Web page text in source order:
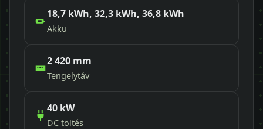
18,7 kWh, 32,3 kWh, 36,8 kWh
Akku
2 420 mm
Tengelytáv
40 kW
DC töltés